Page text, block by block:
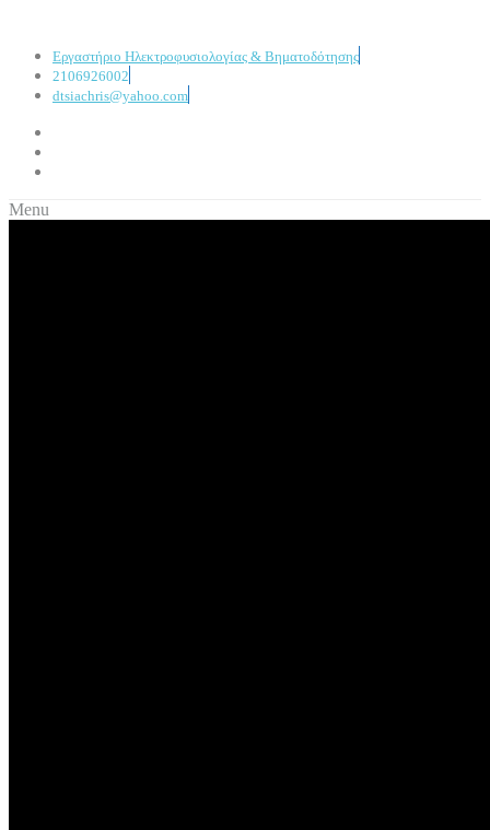
Εργαστήριο Ηλεκτροφυσιολογίας & Βηματοδότησης
2106926002
dtsiachris@yahoo.com
Menu